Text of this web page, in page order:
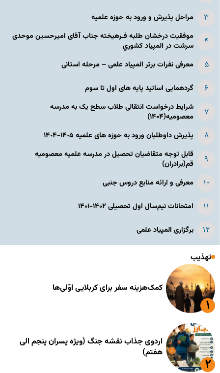
مراحل پذیرش و ورود به حوزه علمیه
موفقیت درخشان طلبه فـرهیخته جناب آقای امیرحسین موحدی
سرشت در المپياد كشوري
معرفی نفرات برتر المپیاد علمی – مرحله استانی
گردهمایی اساتید پایه های اول تا سوم
شرایط درخواست انتقالی طلاب سطح یک به مدرسه
معصومیه(۱۴۰۴)
پذیرش داوطلبان ورود به حوزه های علمیه ١۴٠۵-١۴٠۴
قابل توجه متقاضیان تحصیل در مدرسه علمیه معصومیه
قم(برادران)
معرفی و ارائه منابع دروس جنبی
امتحانات نیم‌سال اول تحصیلی ۱۴۰۲-۱۴۰۱
برگزاری المپیاد علمی
تهذیب
کمک‌هزینه سفر برای کربلایی اوّلی‌ها
اردوی جذاب نقشه جنگ (ویژه پسران پنجم الی
هفتم)